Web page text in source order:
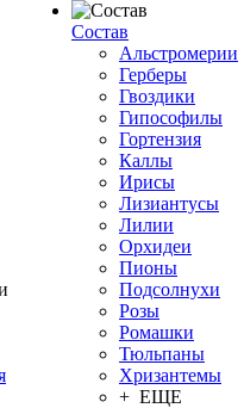
Состав
Альстромерии
Герберы
Гвоздики
Гипософилы
Гортензия
Каллы
Ирисы
Лизиантусы
Лилии
Орхидеи
Пионы
Подсолнухи
Розы
Ромашки
Тюльпаны
Хризантемы
+ ЕЩЕ